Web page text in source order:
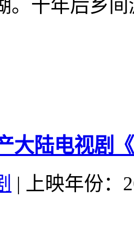
。十年后乡
大陆电视剧
|
上映年份：